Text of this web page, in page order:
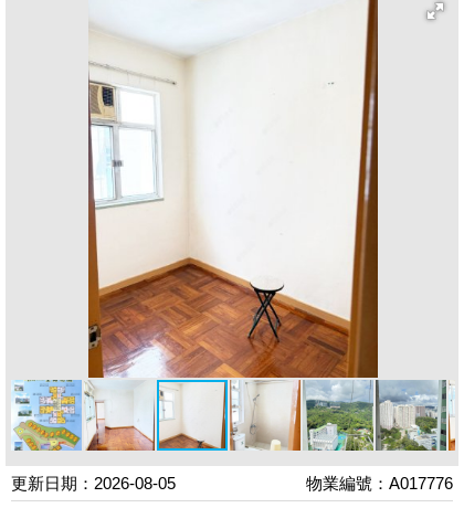
更新日期：2026-08-05 物業編號：A017776